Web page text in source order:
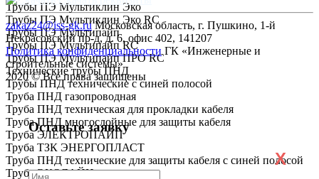
Трубы ПЭ Мультиклин Эко
Трубы ПЭ Мультиклин Эко RC
Трубы ПЭ Мультипайп
Трубы ПЭ Мультипайп RC
Трубы ПЭ Мультипайп ПРО RC
Технические трубы ПНД
Трубы ПНД технические с синей полосой
Труба ПНД газопроводная
Труба ПНД техническая для прокладки кабеля
Труба ПНД многослойные для защиты кабеля
Труба ЭЛЕКТРОПАЙП
Труба ТЗК ЭНЕРГОПЛАСТ
Труба ПНД технические для защиты кабеля с синей полосой
Труба ЭКОЛАЙН
zakaz24@iss-gk.ru Московская область, г. Пушкино, 1-й
Некрасовский пр-д, д. 6, офис 402, 141207
Политика конфиденциальности ГК «Инженерные и
строительные системы»
2020 © Все права защищены
Оставьте заявку
X